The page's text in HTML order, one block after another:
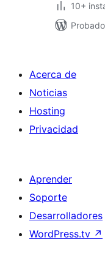
10+
Acerca de
Noticias
Hosting
Privacidad
Aprender
Soporte
Desarrolladores
WordPress.tv ↗